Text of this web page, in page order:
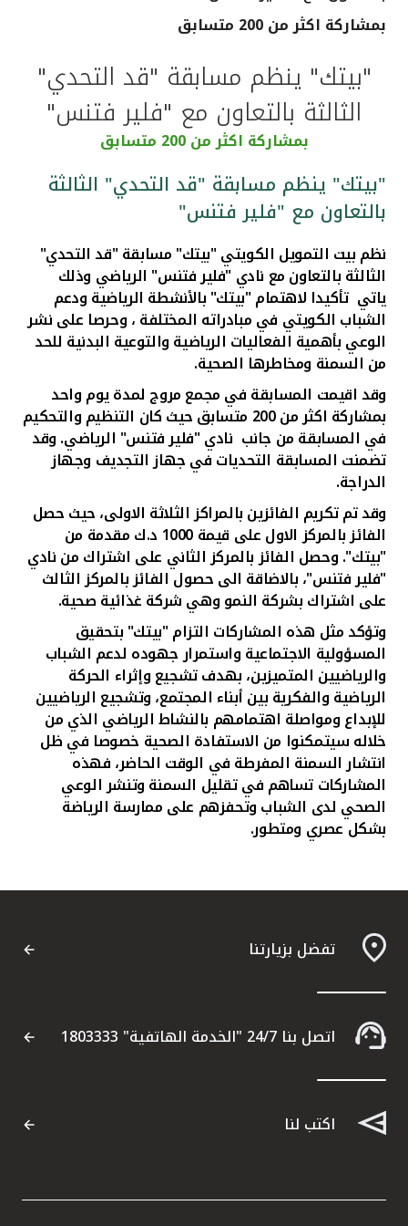
القنوات المصرفية
أدوات وخدمات
خدمات ما بعد البيع
اتصل بنا
مواقع الفروع وأجهزة الصرف الآلي
ألمانيا
ماليزيا
تركيا
مصر
المملكة المتحدة
مملكة البحرين
بمشاركة اكثر من 200 متسابق
"بيتك" ينظم مسابقة "قد التحدي"
الثالثة بالتعاون مع "فلير فتنس"
بمشاركة اكثر من 200 متسابق
"بيتك" ينظم مسابقة "قد التحدي" الثالثة
بالتعاون مع "فلير فتنس"
نظم بيت التمويل الكويتي "بيتك" مسابقة "قد التحدي"
الثالثة بالتعاون مع نادي "فلير فتنس" الرياضي وذلك
ياتي تأكيدا لاهتمام "بيتك" بالأنشطة الرياضية ودعم
الشباب الكويتي في مبادراته المختلفة،وحرصا على نشر
الوعي بأهمية الفعاليات الرياضية والتوعية البدنية للحد
من السمنة ومخاطرها الصحية.
وقد اقيمت المسابقة في مجمع مروج لمدة يوم واحد
بمشاركة اكثر من 200 متسابق حيث كان التنظيم والتحكيم
في المسابقة من جانب نادي "فلير فتنس" الرياضي. وقد
تضمنت المسابقة التحديات في جهاز التجديف وجهاز
الدراجة.
وقد تم تكريم الفائزين بالمراكز الثلاثة الاولى، حيث حصل
الفائز بالمركز الاول على قيمة 1000 د.ك مقدمة من
"بيتك". وحصل الفائز بالمركز الثاني على اشتراك من نادي
"فلير فتنس"، بالاضاقة الى حصول الفائز بالمركز الثالث
على اشتراك بشركة النمو وهي شركة غذائية صحية.
وتؤكد مثل هذه المشاركات التزام "بيتك" بتحقيق
المسؤولية الاجتماعية واستمرار جهوده لدعم الشباب
والرياضيين المتميزين، بهدف تشجيع وإثراء الحركة
الرياضية والفكرية بين أبناء المجتمع، وتشجيع الرياضيين
للإبداع ومواصلة اهتمامهم بالنشاط الرياضي الذي من
خلاله سيتمكنوا من الاستفادة الصحية خصوصا في ظل
انتشار السمنة المفرطة في الوقت الحاضر، فهذه
المشاركات تساهم في تقليل السمنة وتنشر الوعي
الصحي لدى الشباب وتحفزهم على ممارسة الرياضة
بشكل عصري ومتطور.
تفضل بزيارتنا
اتصل بنا 24/7 "الخدمة الهاتفية" 1803333
اكتب لنا